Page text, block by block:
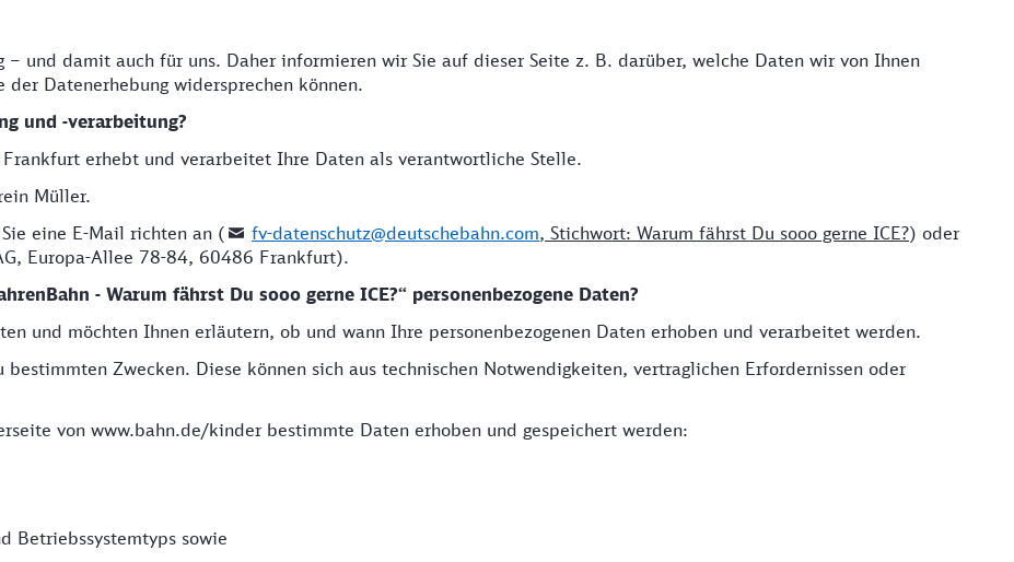
und damit auch für uns. Daher informieren wir Sie auf dieser Seite z. B. darüber, welche Daten wir von Ihnen
Datenerhebung widersprechen können.
und -verarbeitung?
erhebt und verarbeitet Ihre Daten als verantwortliche Stelle.
Müller.
eine E-Mail richten an (
fv-datenschutz@deutschebahn.com, Stichwort: Warum fährst Du sooo gerne ICE?) oder
Europa-Allee 78-84, 60486 Frankfurt).
- Warum fährst Du sooo gerne ICE?“ personenbezogene Daten?
und möchten Ihnen erläutern, ob und wann Ihre personenbezogenen Daten erhoben und verarbeitet werden.
Zwecken. Diese können sich aus technischen Notwendigkeiten, vertraglichen Erfordernissen oder
von www.bahn.de/kinder bestimmte Daten erhoben und gespeichert werden:
Betriebssystemtyps sowie